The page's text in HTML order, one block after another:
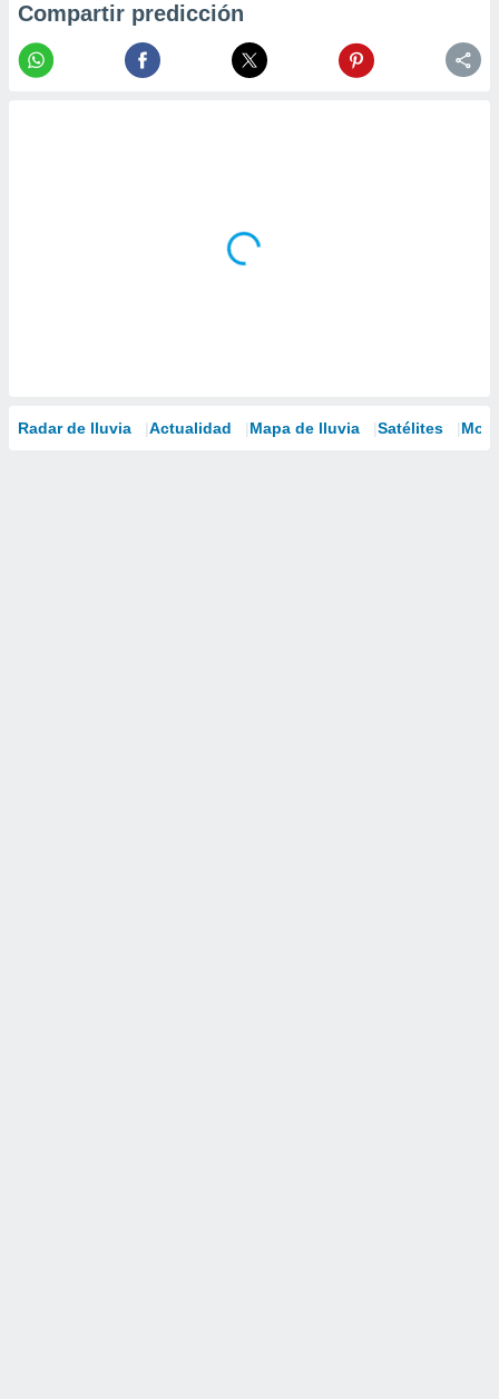
Compartir predicción
Radar de lluvia Actualidad Mapa de lluvia Satélites